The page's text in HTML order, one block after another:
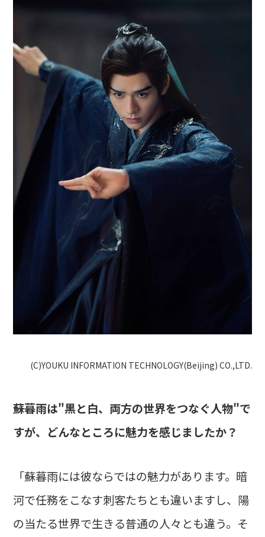
(C)YOUKU INFORMATION TECHNOLOGY(Beijing) CO.,LTD.
――蘇暮雨は"黒と白、両方の世界をつなぐ人物"で
すが、どんなところに魅力を感じましたか？
「蘇暮雨には彼ならではの魅力があります。暗
河で任務をこなす刺客たちとも違いますし、陽
の当たる世界で生きる普通の人々とも違う。そ